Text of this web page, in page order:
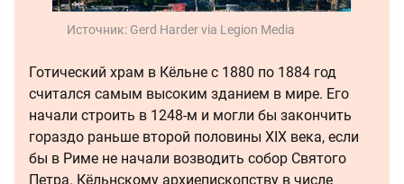
Источник: Gerd Harder via Legion Media
Готический храм в Кёльне с 1880 по 1884 год
считался самым высоким зданием в мире. Его
начали строить в 1248-м и могли бы закончить
гораздо раньше второй половины XIX века, если
бы в Риме не начали возводить собор Святого
Петра. Кёльнскому архиепископству в числе